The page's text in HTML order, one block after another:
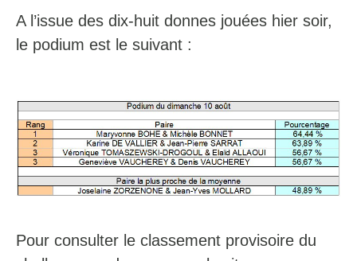
A l’issue des dix-huit donnes jouées hier soir,
le podium est le suivant :
Pour consulter le classement provisoire du